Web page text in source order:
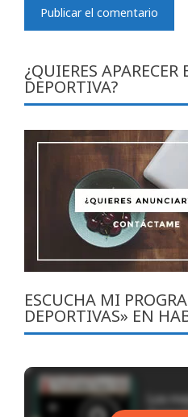
¿QUIERES
DEPORTIVA?
ESCUCHA MI
DEPORTIVAS» EN